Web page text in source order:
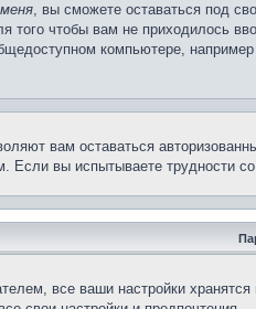
, вы сможете оставаться под
того чтобы вам не приходилось
компьютере,
вам оставаться
Если вы испытываете
все ваши настройки